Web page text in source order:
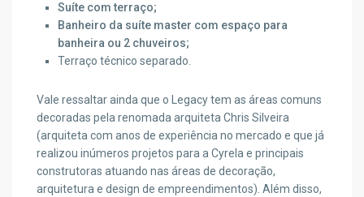
Suíte com terraço;
Banheiro da suíte master com espaço para
banheira ou 2 chuveiros;
Terraço técnico separado.
Vale ressaltar ainda que o Legacy tem as áreas comuns
decoradas pela renomada arquiteta Chris Silveira
(arquiteta com anos de experiência no mercado e que já
realizou inúmeros projetos para a Cyrela e principais
construtoras atuando nas áreas de decoração,
arquitetura e design de empreendimentos). Além disso,